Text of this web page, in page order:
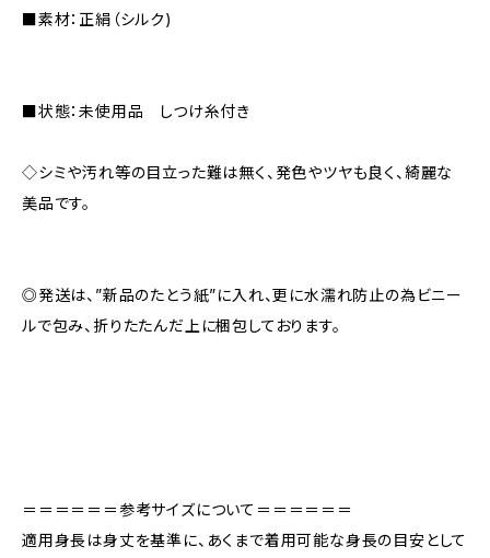
■素材：正絹（シルク)
■状態：未使用品 しつけ糸付き
◇シミや汚れ等の目立った難は無く、発色やツヤも良く、綺麗な
美品です。
◎発送は、”新品のたとう紙”に入れ、更に水濡れ防止の為ビニー
ルで包み、折りたたんだ上に梱包しております。
＝＝＝＝＝＝参考サイズについて＝＝＝＝＝＝
適用身長は身丈を基準に、あくまで着用可能な身長の目安として